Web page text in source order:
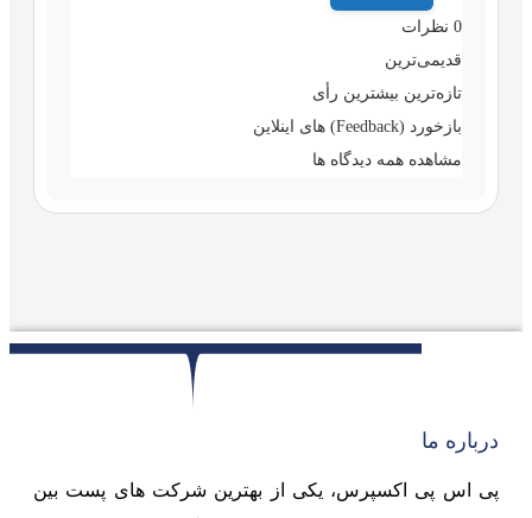
0 نظرات
قدیمی‌ترین
تازه‌ترین بیشترین رأی
بازخورد (Feedback) های اینلاین
مشاهده همه دیدگاه ها
درباره ما
پی اس پی اکسپرس، یکی از بهترین شرکت های پست بین